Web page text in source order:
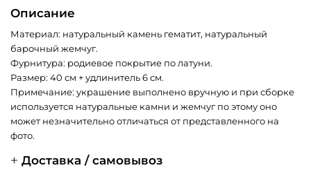
Описание
Материал: натуральный камень гематит, натуральный
барочный жемчуг.
Фурнитура: родиевое покрытие по латуни.
Размер: 40 см + удлинитель 6 см.
Примечание: украшение выполнено вручную и при сборке
используется натуральные камни и жемчуг по этому оно
может незначительно отличаться от представленного на
фото.
Доставка / самовывоз